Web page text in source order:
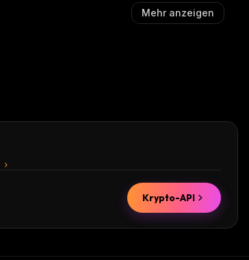
Mehr anzeigen
Krypto-API